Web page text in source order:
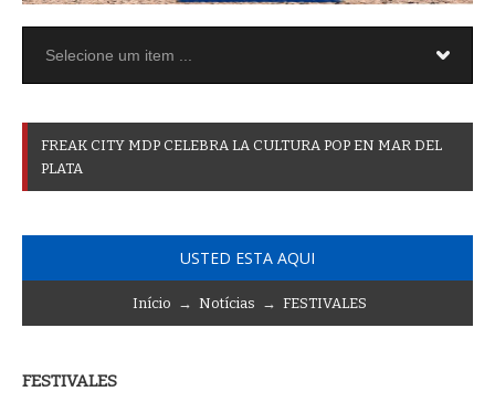
FREAK CITY MDP CELEBRA LA CULTURA POP EN MAR DEL
PLATA
USTED ESTA AQUI
Início → Notícias → FESTIVALES
FESTIVALES